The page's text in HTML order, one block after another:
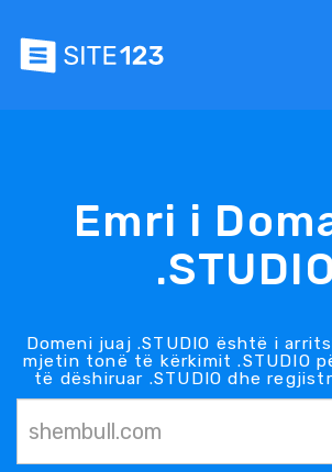
Emri i
.STUDIO
Domeni juaj .STUDIO është i
mjetin tonë të kërkimit .STUDIO
të dëshiruar .STUDIO dhe